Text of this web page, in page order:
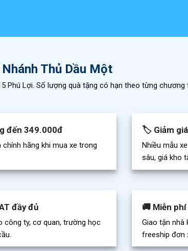
Thủ Dầu Một
Phú Lợi. Số lượng quà tặng có hạn theo từng chương
đến 349.000đ
hãng khi mua xe trong
🏷️ Giảm
Nhiều mẫu
sâu, giá kho
đầy đủ
công ty, cơ quan, trường học
🚚 Miễn
Giao tận nhà
freeship đơn